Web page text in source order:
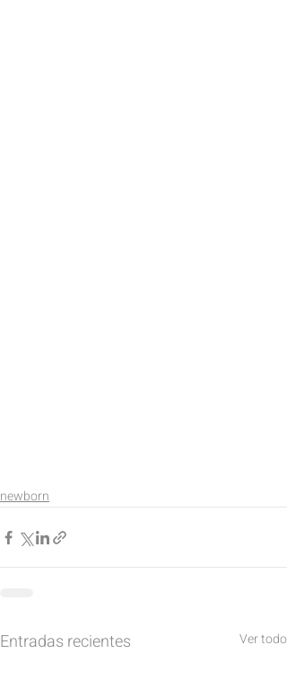
newborn
Entradas recientes Ver todo